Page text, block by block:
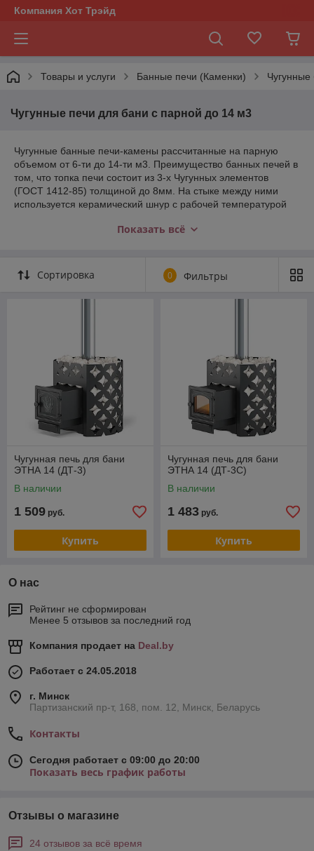
Компания Хот Трэйд
Товары и услуги Банные печи (Каменки)
Чугунные печи для бани с парной до 14 м3
Чугунные банные печи-камены рассчитанные на парную
объемом от 6-ти до 14-ти м3. Преимущество банных печей в
том, что топка печи состоит из 3-х Чугунных элементов
(ГОСТ 1412-85) толщиной до 8мм. На стыке между ними
используется керамический шнур с рабочей температурой
Для фиксации деталей между собой применяется болтовое
Показать всё
Сортировка 0 Фильтры
Чугунная печь для бани
ЭТНА 14 (ДТ-3)
В наличии
1 509 руб.
Купить
Чугунная печь для бани
ЭТНА 14 (ДТ-3C)
В наличии
1 483 руб.
Купить
О нас
Рейтинг не сформирован
Менее 5 отзывов за последний год
Компания продает на Deal.by
Работает с 24.05.2018
г. Минск
Партизанский пр-т, 168, пом. 12, Минск, Беларусь
Контакты
Сегодня работает с 09:00 до 20:00
Показать весь график работы
Отзывы о магазине
24 отзывов за всё время